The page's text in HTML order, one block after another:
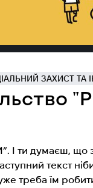
ЗАХИСТ ТА
І ти думаєш,
текст
треба їм